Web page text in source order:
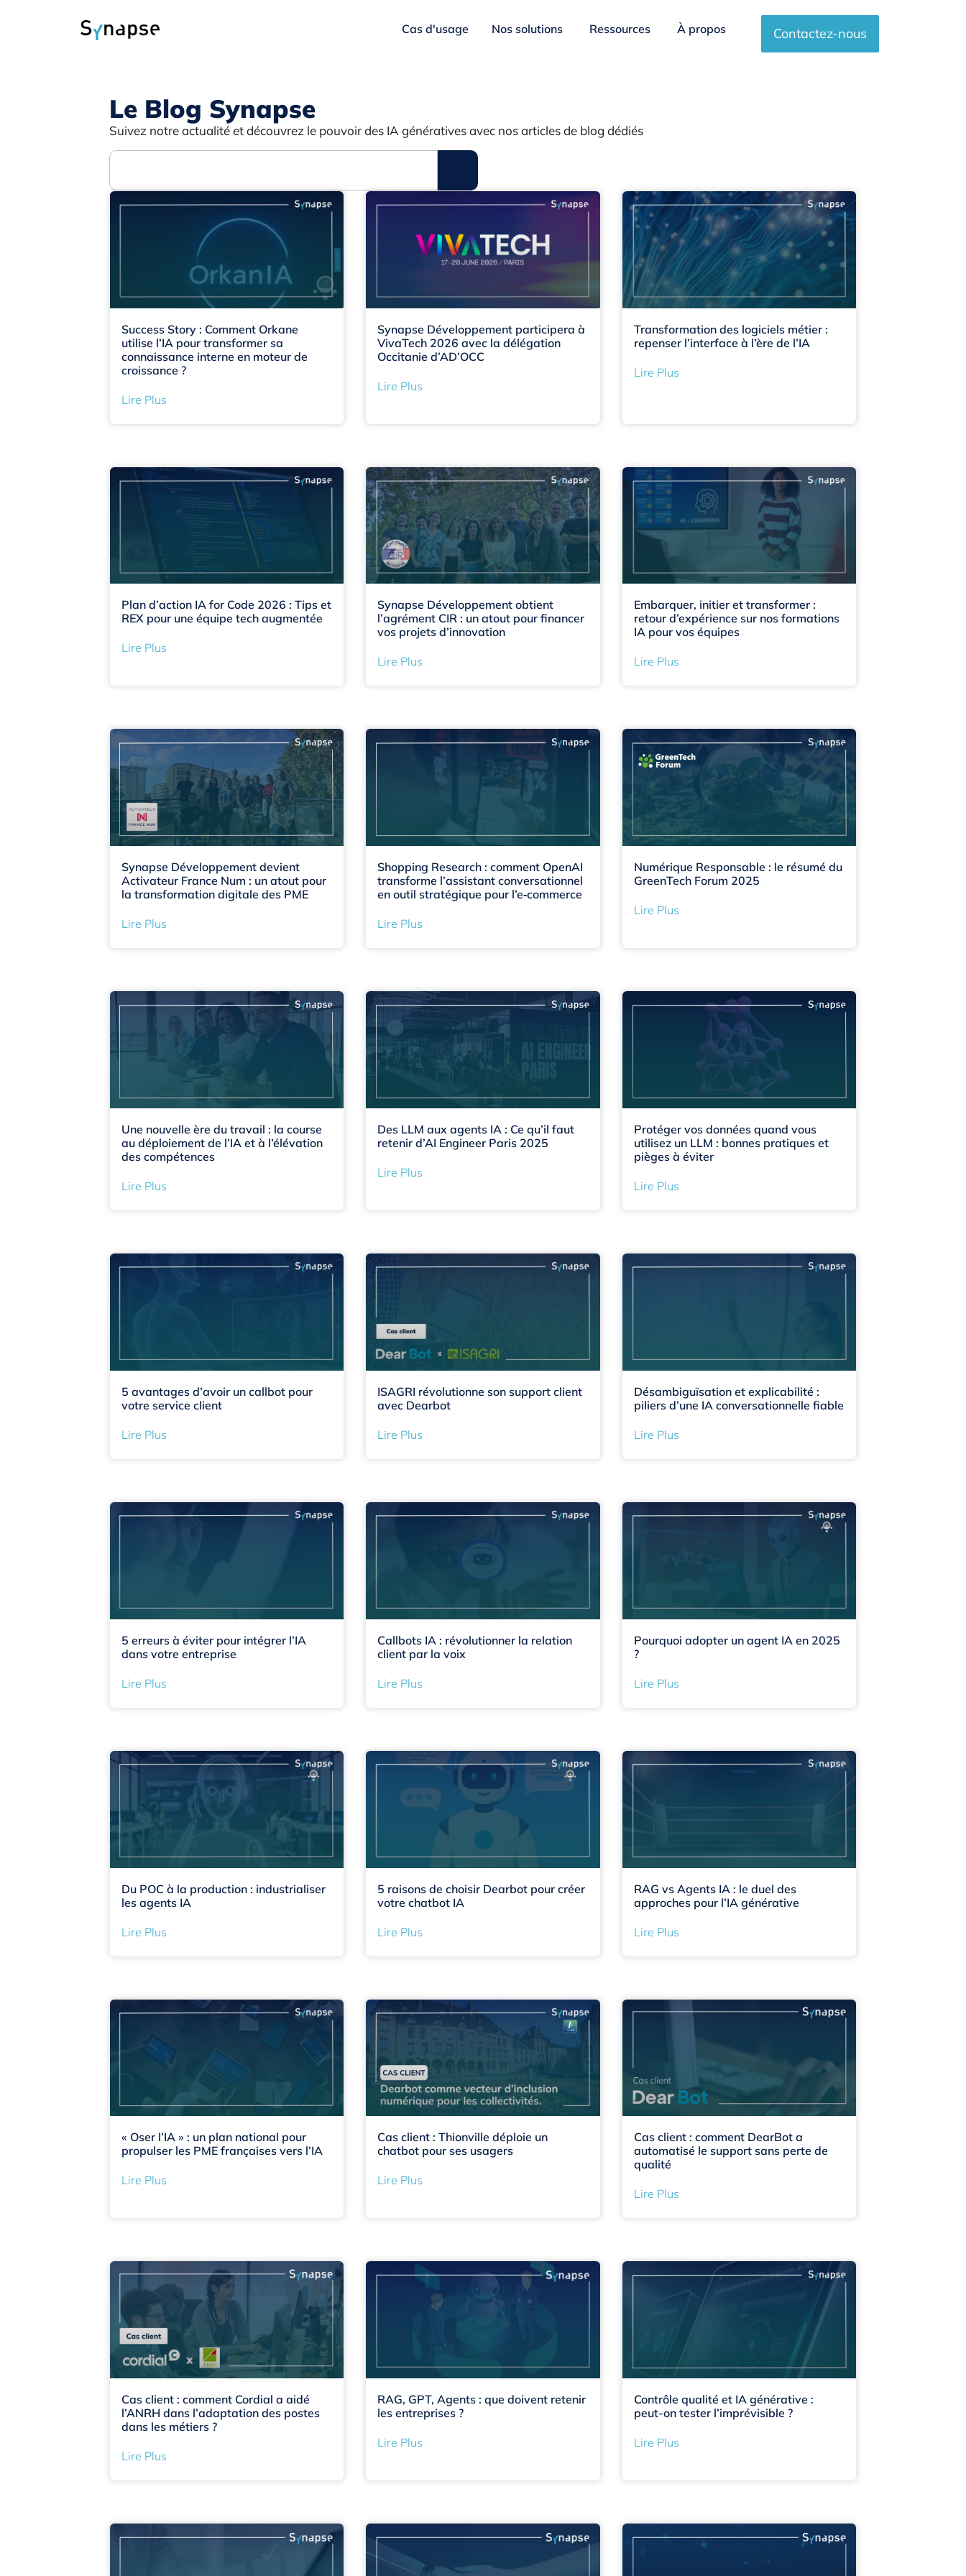
Cas d'usage Nos solutions Ressources À propos Contactez-nous
Le Blog Synapse
Suivez notre actualité et découvrez le pouvoir des IA génératives avec nos articles de blog dédiés
Success Story : Comment Orkane
utilise l’IA pour transformer sa
connaissance interne en moteur de
croissance ?
Lire Plus
Synapse Développement participera à
VivaTech 2026 avec la délégation
Occitanie d’AD’OCC
Lire Plus
Transformation des logiciels métier :
repenser l’interface à l’ère de l’IA
Lire Plus
Plan d’action IA for Code 2026 : Tips et
REX pour une équipe tech augmentée
Lire Plus
Synapse Développement obtient
l’agrément CIR : un atout pour financer
vos projets d’innovation
Lire Plus
Embarquer, initier et transformer :
retour d’expérience sur nos formations
IA pour vos équipes
Lire Plus
Synapse Développement devient
Activateur France Num : un atout pour
la transformation digitale des PME
Lire Plus
Shopping Research : comment OpenAI
transforme l’assistant conversationnel
en outil stratégique pour l’e‑commerce
Lire Plus
Numérique Responsable : le résumé du
GreenTech Forum 2025
Lire Plus
Une nouvelle ère du travail : la course
au déploiement de l’IA et à l’élévation
des compétences
Lire Plus
Des LLM aux agents IA : Ce qu’il faut
retenir d’AI Engineer Paris 2025
Lire Plus
Protéger vos données quand vous
utilisez un LLM : bonnes pratiques et
pièges à éviter
Lire Plus
5 avantages d’avoir un callbot pour
votre service client
Lire Plus
ISAGRI révolutionne son support client
avec Dearbot
Lire Plus
Désambiguïsation et explicabilité :
piliers d’une IA conversationnelle fiable
Lire Plus
5 erreurs à éviter pour intégrer l’IA
dans votre entreprise
Lire Plus
Callbots IA : révolutionner la relation
client par la voix
Lire Plus
Pourquoi adopter un agent IA en 2025
?
Lire Plus
Du POC à la production : industrialiser
les agents IA
Lire Plus
5 raisons de choisir Dearbot pour créer
votre chatbot IA
Lire Plus
RAG vs Agents IA : le duel des
approches pour l’IA générative
Lire Plus
« Oser l’IA » : un plan national pour
propulser les PME françaises vers l’IA
Lire Plus
Cas client : Thionville déploie un
chatbot pour ses usagers
Lire Plus
Cas client : comment DearBot a
automatisé le support sans perte de
qualité
Lire Plus
Cas client : comment Cordial a aidé
l’ANRH dans l’adaptation des postes
dans les métiers ?
Lire Plus
RAG, GPT, Agents : que doivent retenir
les entreprises ?
Lire Plus
Contrôle qualité et IA générative :
peut-on tester l’imprévisible ?
Lire Plus